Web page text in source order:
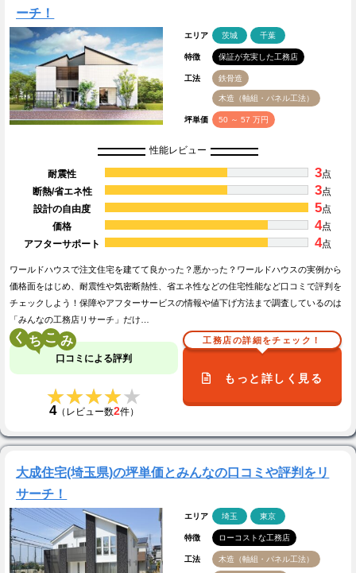
ーチ！
エリア 茨城 千葉
特徴 保証が充実した工務店
工法 鉄骨造
木造（軸組・パネル工法）
坪単価 50 ～ 57 万円
性能レビュー
耐震性 3点
断熱/省エネ性
3点
設計の自由度
5点
価格
4点
アフターサポート
4点
ワールドハウスで注文住宅を建てて良かった？悪かった？ワールドハウスの実例から
価格面をはじめ、耐震性や気密断熱性、省エネ性などの住宅性能など口コミで評判を
チェックしよう！保障やアフターサービスの情報や値下げ方法まで調査しているのは
「みんなの工務店リサーチ」だけ…
く こ
口コミによる評判
★★★★★
★★★★★
4（レビュー数2件）
工務店の詳細をチェック！
もっと詳しく見る
大成住宅(埼玉県)の坪単価とみんなの口コミや評判をリ
サーチ！
エリア 埼玉 東京
特徴 ローコストな工務店
工法 木造（軸組・パネル工法）